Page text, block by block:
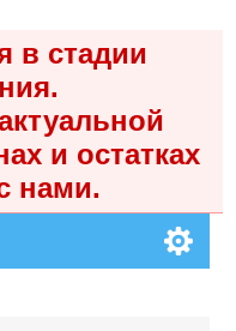
в стадии
и остатках
нами.